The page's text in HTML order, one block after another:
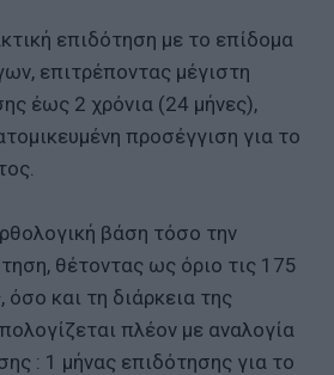
επιδότηση με το επίδομα
επιτρέποντας μέγιστη
έως 2 χρόνια (24 μήνες),
προσέγγιση για το
βάση τόσο την
θέτοντας ως όριο τις 175
και τη διάρκεια της
πλέον με αναλογία
: 1 μήνας επιδότησης για το